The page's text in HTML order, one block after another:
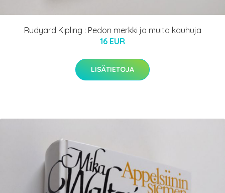
Rudyard Kipling : Pedon merkki ja muita kauhuja
16 EUR
LISÄTIETOJA